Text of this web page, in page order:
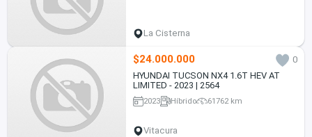
La Cisterna
$24.000.000
0
HYUNDAI TUCSON NX4 1.6T HEV AT
LIMITED - 2023 | 2564
2023 Híbrido 61762 km
Vitacura